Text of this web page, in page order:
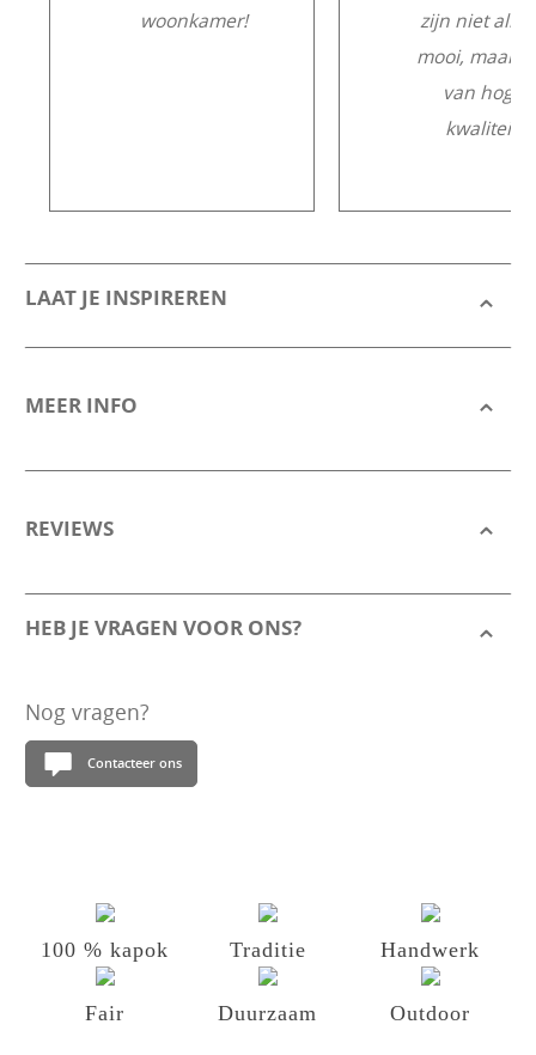
zijn niet
mooi, maar
van hoge
kwaliteit.
woonkamer!
LAAT JE INSPIREREN
MEER INFO
REVIEWS
HEB JE VRAGEN VOOR ONS?
Nog vragen?
Contacteer ons
100 % kapok Traditie Handwerk
Fair Duurzaam Outdoor